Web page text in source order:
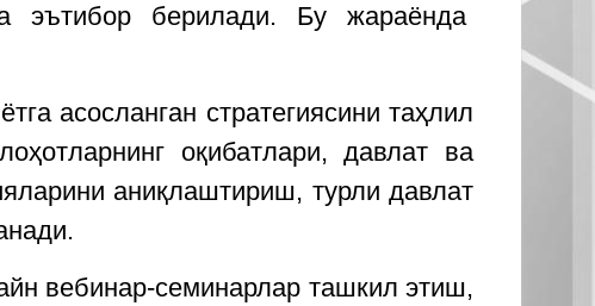
эътибор берилади. Бу жараёнда
асосланган стратегиясини таҳлил
оқибатлари, давлат ва
аниқлаштириш, турли давлат
вебинар-семинарлар ташкил этиш,